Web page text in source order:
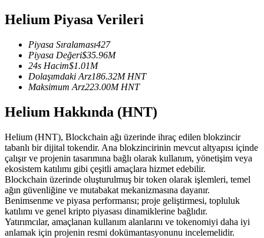
USDC Vadeli İşlemleri
USDC'yi teminat olarak kullanan vadeli işlemler
Kopya Ticaret
En iyi traderlarla güçlerinizi birleştirin
Helium Piyasa Verileri
Piyasa Sıralaması427
Piyasa Değeri$35.96M
24s Hacim$1.01M
Dolaşımdaki Arz186.32M HNT
Maksimum Arz223.00M HNT
Helium Hakkında (HNT)
Helium (HNT), Blockchain ağı üzerinde ihraç edilen blokzincir
tabanlı bir dijital tokendir. Ana blokzincirinin mevcut altyapısı içinde
çalışır ve projenin tasarımına bağlı olarak kullanım, yönetişim veya
ekosistem katılımı gibi çeşitli amaçlara hizmet edebilir.
Blockchain üzerinde oluşturulmuş bir token olarak işlemleri, temel
ağın güvenliğine ve mutabakat mekanizmasına dayanır.
Benimsenme ve piyasa performansı; proje geliştirmesi, topluluk
katılımı ve genel kripto piyasası dinamiklerine bağlıdır.
Yatırımcılar, amaçlanan kullanım alanlarını ve tokenomiyi daha iyi
anlamak için projenin resmi dokümantasyonunu incelemelidir.